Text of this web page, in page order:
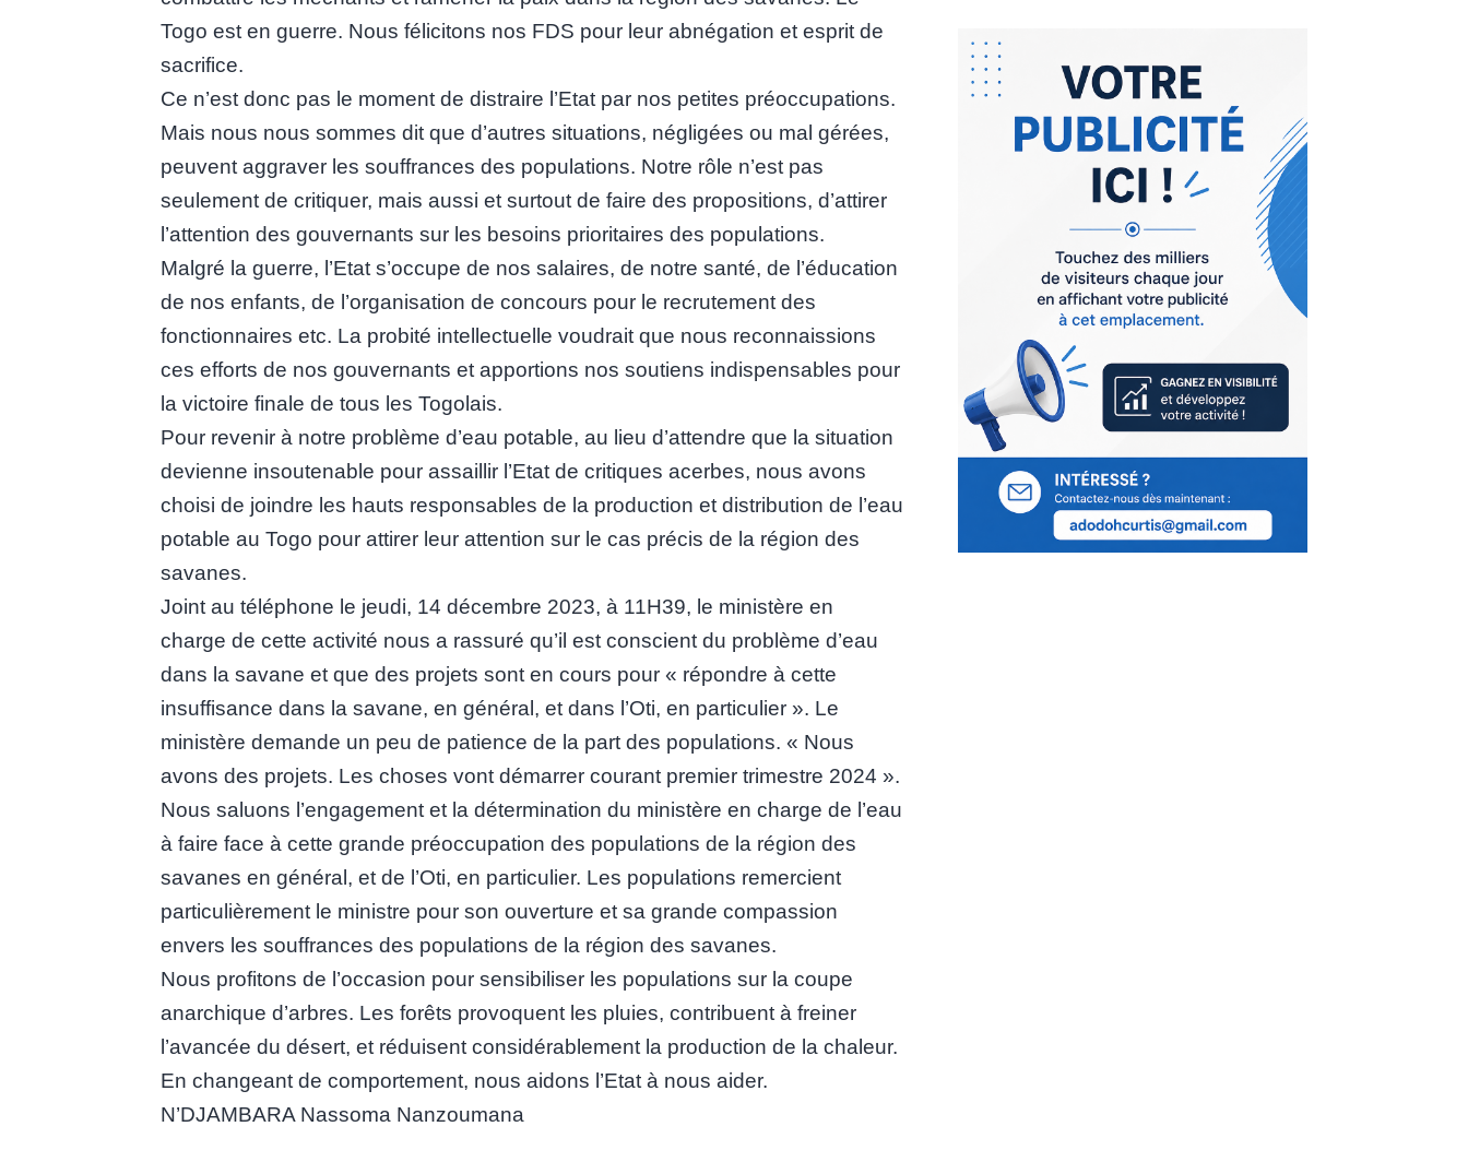
Togo est en guerre. Nous félicitons nos FDS pour leur abnégation et esprit de
sacrifice.
Ce n’est donc pas le moment de distraire l’Etat par nos petites préoccupations.
Mais nous nous sommes dit que d’autres situations, négligées ou mal gérées,
peuvent aggraver les souffrances des populations. Notre rôle n’est pas
seulement de critiquer, mais aussi et surtout de faire des propositions, d’attirer
l’attention des gouvernants sur les besoins prioritaires des populations.
Malgré la guerre, l’Etat s’occupe de nos salaires, de notre santé, de l’éducation
de nos enfants, de l’organisation de concours pour le recrutement des
fonctionnaires etc. La probité intellectuelle voudrait que nous reconnaissions
ces efforts de nos gouvernants et apportions nos soutiens indispensables pour
la victoire finale de tous les Togolais.
Pour revenir à notre problème d’eau potable, au lieu d’attendre que la situation
devienne insoutenable pour assaillir l’Etat de critiques acerbes, nous avons
choisi de joindre les hauts responsables de la production et distribution de l’eau
potable au Togo pour attirer leur attention sur le cas précis de la région des
savanes.
Joint au téléphone le jeudi, 14 décembre 2023, à 11H39, le ministère en
charge de cette activité nous a rassuré qu’il est conscient du problème d’eau
dans la savane et que des projets sont en cours pour « répondre à cette
insuffisance dans la savane, en général, et dans l’Oti, en particulier ». Le
ministère demande un peu de patience de la part des populations. « Nous
avons des projets. Les choses vont démarrer courant premier trimestre 2024 ».
Nous saluons l’engagement et la détermination du ministère en charge de l’eau
à faire face à cette grande préoccupation des populations de la région des
savanes en général, et de l’Oti, en particulier. Les populations remercient
particulièrement le ministre pour son ouverture et sa grande compassion
envers les souffrances des populations de la région des savanes.
Nous profitons de l’occasion pour sensibiliser les populations sur la coupe
anarchique d’arbres. Les forêts provoquent les pluies, contribuent à freiner
l’avancée du désert, et réduisent considérablement la production de la chaleur.
En changeant de comportement, nous aidons l’Etat à nous aider.
N’DJAMBARA Nassoma Nanzoumana